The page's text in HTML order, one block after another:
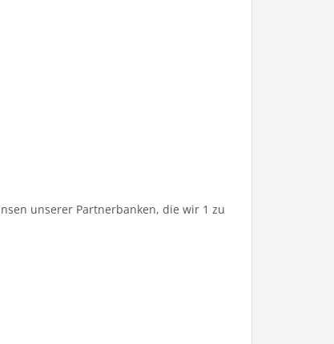
unserer Partnerbanken, die wir 1 zu